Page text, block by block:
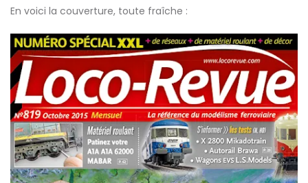
En voici la couverture, toute fraîche :